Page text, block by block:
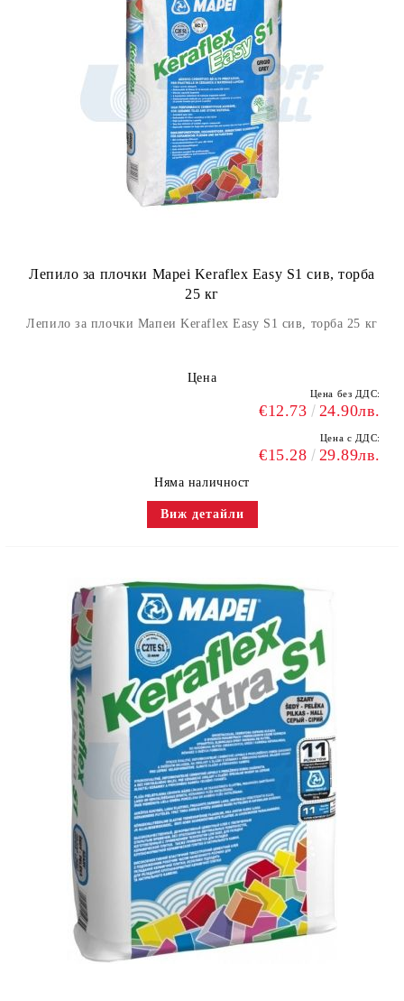
Лепило за плочки Mapei Keraflex Easy S1 сив, торба
25 кг
Лепило за плочки Мапеи Keraflex Easy S1 сив, торба 25 кг
Цена
Цена без ДДС:
€12.73 24.90лв.
Цена с ДДС:
€15.28 29.89лв.
Няма наличност
Виж детайли